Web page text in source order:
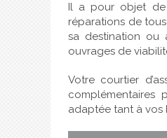
Il a pour objet de
réparations de
sa destination ou
ouvrages de
Votre courtier
complémentaires
adaptée tant à vos